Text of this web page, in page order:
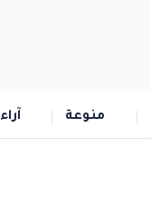
منوعة آراء